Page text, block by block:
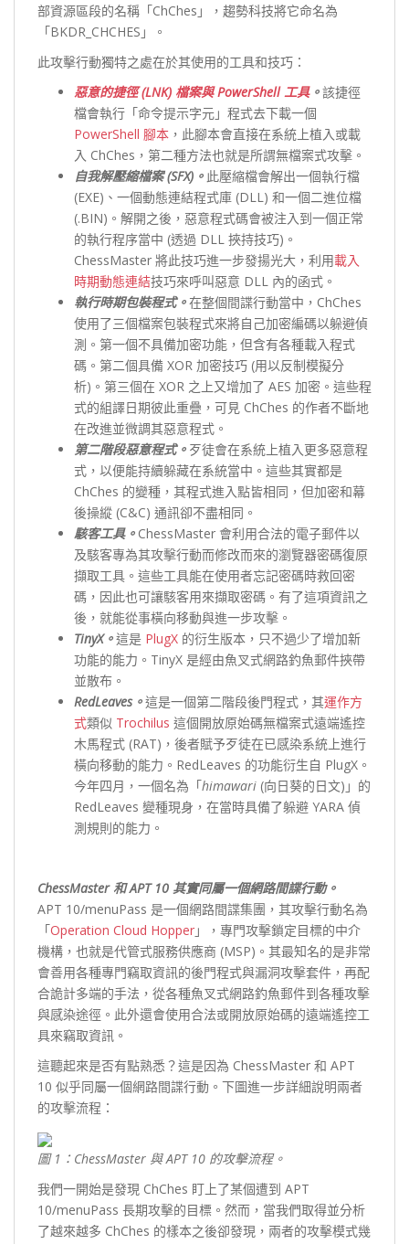
部資源區段的名稱「ChChes」，趨勢科技將它命名為
「BKDR_CHCHES」。
此攻擊行動獨特之處在於其使用的工具和技巧：
惡意的捷徑 (LNK) 檔案與 PowerShell 工具。該捷徑
檔會執行「命令提示字元」程式去下載一個
PowerShell 腳本 ，此腳本會直接在系統上植入或載
入 ChChes，第二種方法也就是所謂無檔案式攻擊。
自我解壓縮檔案 (SFX)。 此壓縮檔會解出一個執行檔
(EXE)、一個動態連結程式庫 (DLL) 和一個二進位檔
(.BIN)。解開之後，惡意程式碼會被注入到一個正常
的執行程序當中 (透過 DLL 挾持技巧)。
ChessMaster 將此技巧進一步發揚光大，利用載入
時期動態連結技巧來呼叫惡意 DLL 內的函式。
執行時期包裝程式。在整個間諜行動當中，ChChes
使用了三個檔案包裝程式來將自己加密編碼以躲避偵
測。第一個不具備加密功能，但含有各種載入程式
碼。第二個具備 XOR 加密技巧 (用以反制模擬分
析)。第三個在 XOR 之上又增加了 AES 加密。這些程
式的組譯日期彼此重疊，可見 ChChes 的作者不斷地
在改進並微調其惡意程式。
第二階段惡意程式。 歹徒會在系統上植入更多惡意程
式，以便能持續躲藏在系統當中。這些其實都是
ChChes 的變種，其程式進入點皆相同，但加密和幕
後操縱 (C&C) 通訊卻不盡相同。
駭客工具。 ChessMaster 會利用合法的電子郵件以
及駭客專為其攻擊行動而修改而來的瀏覽器密碼復原
擷取工具。這些工具能在使用者忘記密碼時救回密
碼，因此也可讓駭客用來擷取密碼。有了這項資訊之
後，就能從事橫向移動與進一步攻擊。
TinyX。這是 PlugX 的衍生版本，只不過少了增加新
功能的能力。TinyX 是經由魚叉式網路釣魚郵件挾帶
並散布。
RedLeaves。這是一個第二階段後門程式，其運作方
式類似 Trochilus 這個開放原始碼無檔案式遠端遙控
木馬程式 (RAT)，後者賦予歹徒在已感染系統上進行
橫向移動的能力。RedLeaves 的功能衍生自 PlugX。
今年四月，一個名為「himawari (向日葵的日文)」的
RedLeaves 變種現身，在當時具備了躲避 YARA 偵
測規則的能力。
ChessMaster 和 APT 10 其實同屬一個網路間諜行動。
APT 10/menuPass 是一個網路間諜集團，其攻擊行動名為
「Operation Cloud Hopper 」，專門攻擊鎖定目標的中介
機構，也就是代管式服務供應商 (MSP)。其最知名的是非常
會善用各種專門竊取資訊的後門程式與漏洞攻擊套件，再配
合詭計多端的手法，從各種魚叉式網路釣魚郵件到各種攻擊
與感染途徑。此外還會使用合法或開放原始碼的遠端遙控工
具來竊取資訊。
這聽起來是否有點熟悉？這是因為 ChessMaster 和 APT
10 似乎同屬一個網路間諜行動。下圖進一步詳細說明兩者
的攻擊流程：
圖 1：ChessMaster 與 APT 10 的攻擊流程。
我們一開始是發現 ChChes 盯上了某個遭到 APT
10/menuPass 長期攻擊的目標。然而，當我們取得並分析
了越來越多 ChChes 的樣本之後卻發現，兩者的攻擊模式幾